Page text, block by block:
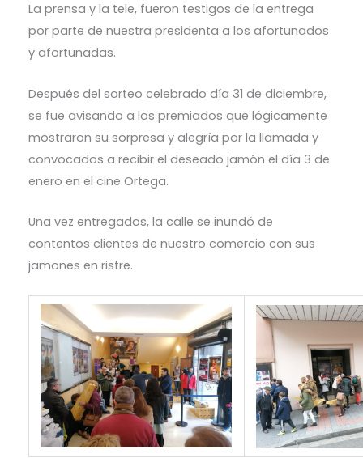
La prensa y la tele, fueron testigos de la entrega
por parte de nuestra presidenta a los afortunados
y afortunadas.
Después del sorteo celebrado día 31 de diciembre,
se fue avisando a los premiados que lógicamente
mostraron su sorpresa y alegría por la llamada y
convocados a recibir el deseado jamón el día 3 de
enero en el cine Ortega.
Una vez entregados, la calle se inundó de
contentos clientes de nuestro comercio con sus
jamones en ristre.